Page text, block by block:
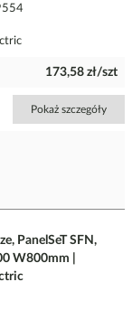
173,58 zł/szt
Pokaż szczegóły
PanelSeT SFN,
W800mm |